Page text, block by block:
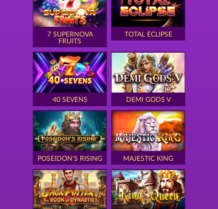
7 SUPERNOVA
FRUITS
TOTAL ECLIPSE
40 SEVENS DEMI GODS V
POSEIDON'S RISING MAJESTIC KING